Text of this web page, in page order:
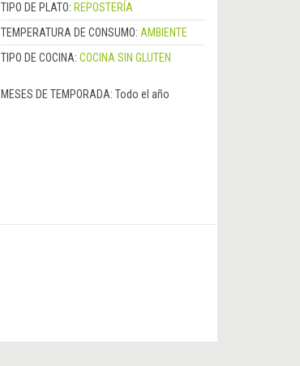
TIPO DE PLATO: REPOSTERÍA
TEMPERATURA DE CONSUMO: AMBIENTE
TIPO DE COCINA: COCINA SIN GLUTEN
MESES DE TEMPORADA: Todo el año